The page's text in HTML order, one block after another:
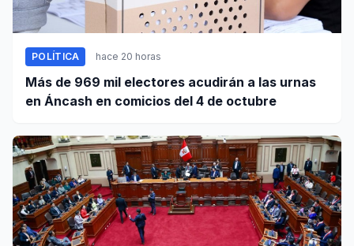
POLÍTICA hace 20 horas
Más de 969 mil electores acudirán a las urnas
en Áncash en comicios del 4 de octubre